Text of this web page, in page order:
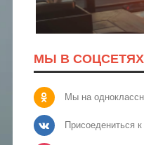
МЫ В СОЦСЕТЯХ
Мы на
Присоедениться